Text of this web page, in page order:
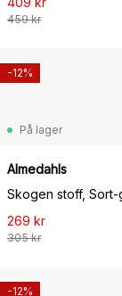
459 kr
På lager
Almedahls
Skogen stoff,
269 kr
305 kr
-12%
-12%